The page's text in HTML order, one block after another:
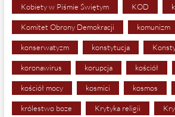
Kobiety w Piśmie Świętym KOD
Komitet Obrony Demokracji komunizm
konserwatyzm konstytucja
koronawirus korupcja kościół
kościół mocy kosmici kosmos
królestwo boze Krytyka religii